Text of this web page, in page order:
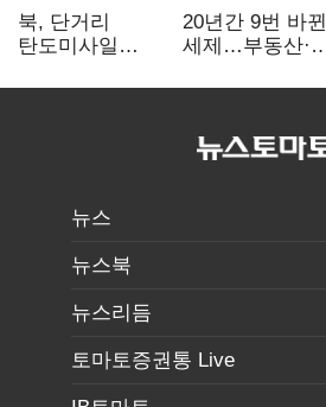
북, 단거리
탄도미사일
"즉각 중단 촉구"
20년간 9번 바뀐
세제…부동산·
건드렸다
뉴스
뉴스북
뉴스리듬
토마토증권통 Live